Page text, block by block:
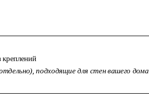
подходящие для стен вашего дома